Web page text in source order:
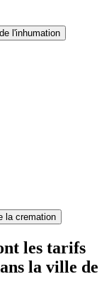
l'inhumation
la cremation
les tarifs
la ville de